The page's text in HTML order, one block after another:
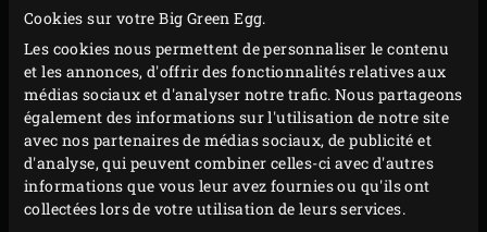
Cookies sur votre Big Green Egg.
Les cookies nous permettent de personnaliser le contenu
et les annonces, d'offrir des fonctionnalités relatives aux
médias sociaux et d'analyser notre trafic. Nous partageons
également des informations sur l'utilisation de notre site
avec nos partenaires de médias sociaux, de publicité et
d'analyse, qui peuvent combiner celles-ci avec d'autres
informations que vous leur avez fournies ou qu'ils ont
collectées lors de votre utilisation de leurs services.
lecharbon de boisdans le Big Green Egg,
convEGGtor placé à l’intérieur, et faites chauffer à
220 °C.
Placez unelèchefrite jetablesur le convEGGtor et
posez la grille à l’intérieur de l’EGG. Déposez la
poitrine de porc par-dessus, couenne dirigée vers le